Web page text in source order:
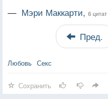
— Мэри Маккарти, 6 цитат
Пред.
Любовь Секс
Сохранить